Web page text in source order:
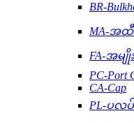
BR-
MA-အ
FA-အမ
PC-Port
CA-Cap
PL-ပလပ်